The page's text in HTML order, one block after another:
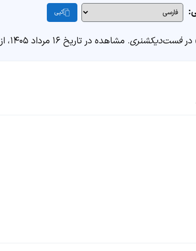
کپی
درفست‌دیکشنری. مشاهده در تاریخ ۱۶ مرداد ۱۴۰۵، از https://fastdic.com/word/پا دراز